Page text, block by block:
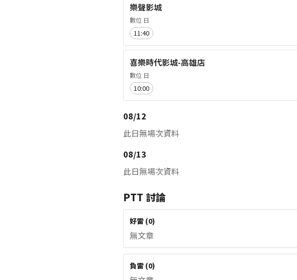
樂聲影城
數位 日
11:40
喜樂時代影城-高雄店
數位 日
10:00
08/12
此日無場次資料
08/13
此日無場次資料
PTT 討論
好雷 (0)
無文章
負雷 (0)